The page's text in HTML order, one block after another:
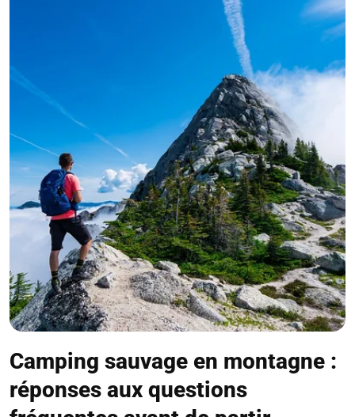
Camping sauvage en montagne :
réponses aux questions